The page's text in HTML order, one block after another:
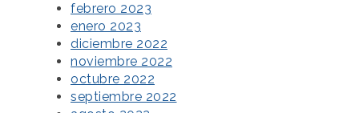
febrero 2023
enero 2023
diciembre 2022
noviembre 2022
octubre 2022
septiembre 2022